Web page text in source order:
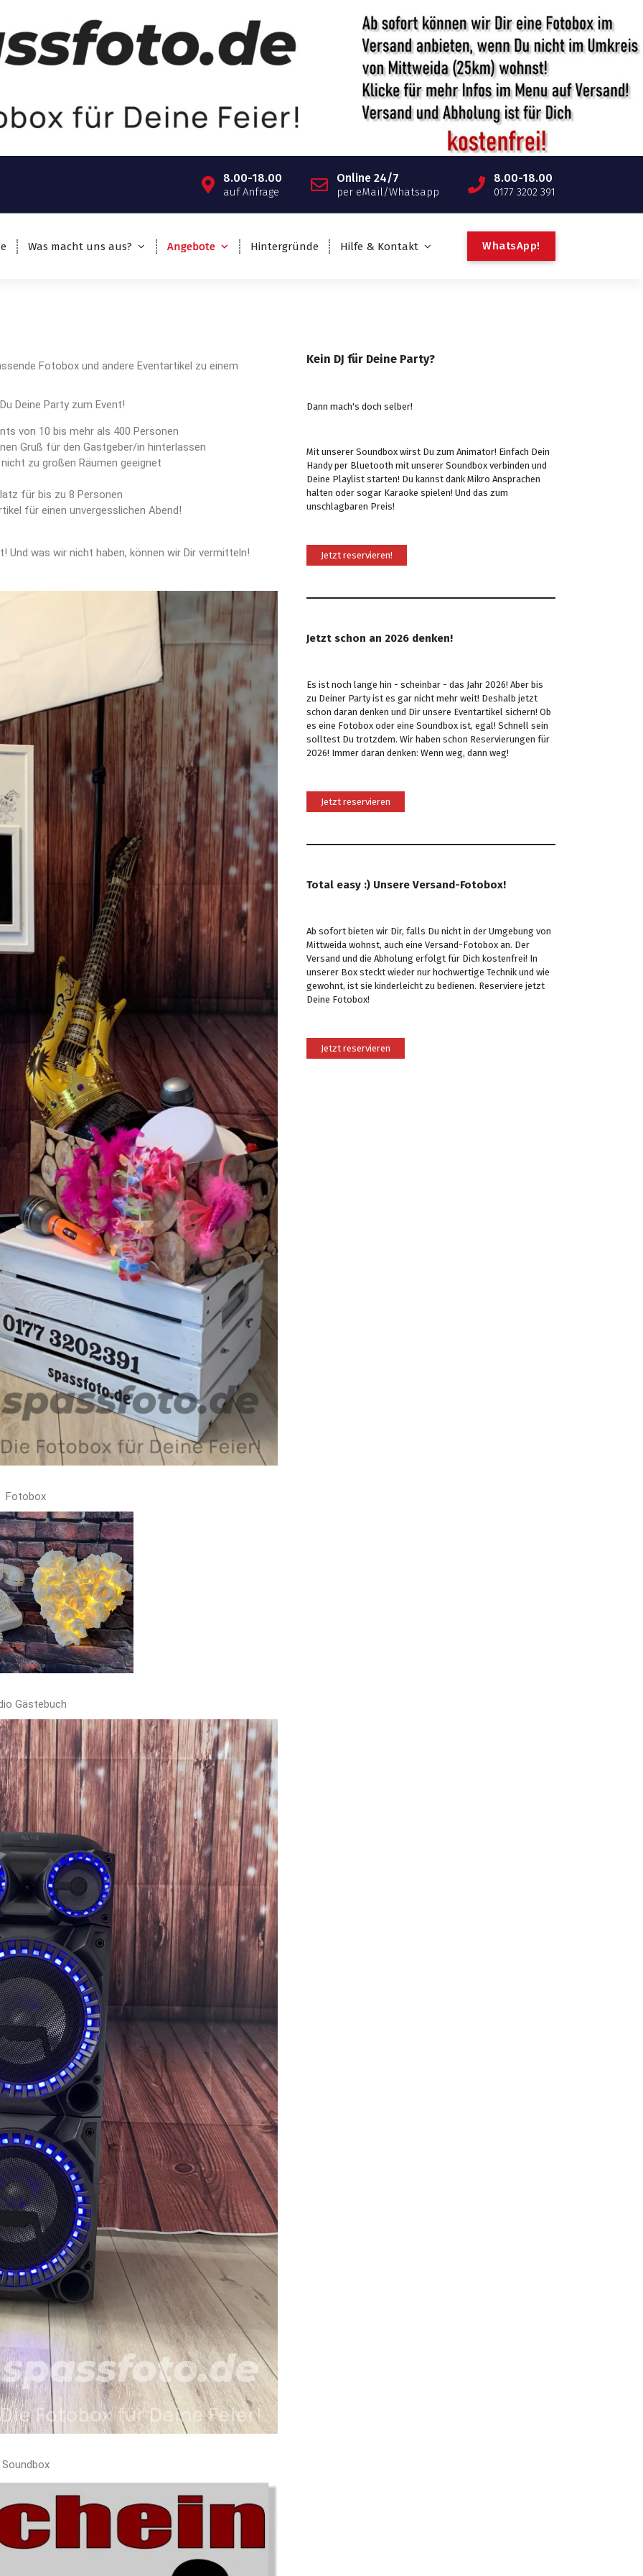
8.00-18.00
auf Anfrage
Online 24/7
per eMail/Whatsapp
8.00-18.00
0177 3202 391
Was macht uns aus? Angebote Hintergründe Hilfe & Kontakt WhatsApp!
Fotobox und andere Eventartikel zu einem
Deine Party zum Event!
von 10 bis mehr als 400 Personen
Gruß für den Gastgeber/in hinterlassen
zu großen Räumen geeignet
für bis zu 8 Personen
für einen unvergesslichen Abend!
was wir nicht haben, können wir Dir vermitteln!
Fotobox
Gästebuch
Soundbox
Kein DJ für Deine Party?
Dann mach's doch selber!
Mit unserer Soundbox wirst Du zum Animator! Einfach Dein
Handy per Bluetooth mit unserer Soundbox verbinden und
Deine Playlist starten! Du kannst dank Mikro Ansprachen
halten oder sogar Karaoke spielen! Und das zum
unschlagbaren Preis!
Jetzt reservieren!
Jetzt schon an 2026 denken!
Es ist noch lange hin - scheinbar - das Jahr 2026! Aber bis
zu Deiner Party ist es gar nicht mehr weit! Deshalb jetzt
schon daran denken und Dir unsere Eventartikel sichern! Ob
es eine Fotobox oder eine Soundbox ist, egal! Schnell sein
solltest Du trotzdem. Wir haben schon Reservierungen für
2026! Immer daran denken: Wenn weg, dann weg!
Jetzt reservieren
Total easy :) Unsere Versand-Fotobox!
Ab sofort bieten wir Dir, falls Du nicht in der Umgebung von
Mittweida wohnst, auch eine Versand-Fotobox an. Der
Versand und die Abholung erfolgt für Dich kostenfrei! In
unserer Box steckt wieder nur hochwertige Technik und wie
gewohnt, ist sie kinderleicht zu bedienen. Reserviere jetzt
Deine Fotobox!
Jetzt reservieren